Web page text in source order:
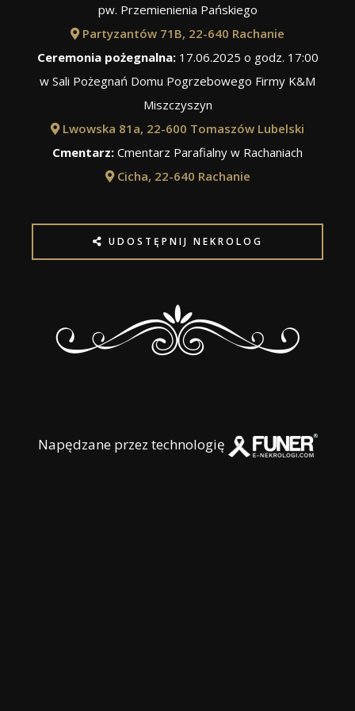
pw. Przemienienia Pańskiego
Partyzantów 71B, 22-640 Rachanie
Ceremonia pożegnalna:17.06.2025 o godz. 17:00
w Sali Pożegnań Domu Pogrzebowego Firmy K&M
Miszczyszyn
Lwowska 81a, 22-600 Tomaszów Lubelski
Cmentarz: Cmentarz Parafialny w Rachaniach
Cicha, 22-640 Rachanie
UDOSTĘPNIJ NEKROLOG
Napędzane przez technologię